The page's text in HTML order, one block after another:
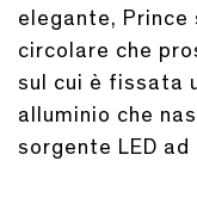
elegante, Prince
circolare che
sul cui è fissata
alluminio che
sorgente LED